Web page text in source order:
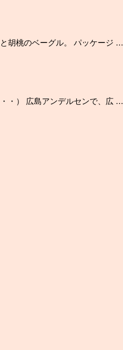
胡桃のベーグル。 パッケージ …
・） 広島アンデルセンで、広 …